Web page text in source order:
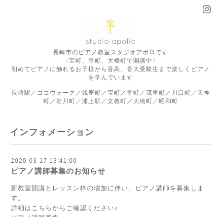
長崎市のピアノ教室スタジオアポロです
〈宝町、幸町、大橋町で開講中〉
初めてピアノに触れるお子様から音高、音大受験生まで楽しくピアノ
を学んでいます
長崎駅／ココウォーク／銭座町／宝町／幸町／茂里町／川口町／天神
町／岩川町／浦上駅／文教町／大橋町／昭和町
インフォメーション
2020-03-17 13:41:00
ピアノ講師募集のお知らせ
新教室開講とレッスン枠の増加に伴い、ピアノ講師を募集しま
す。
詳細はこちらからご確認ください♪